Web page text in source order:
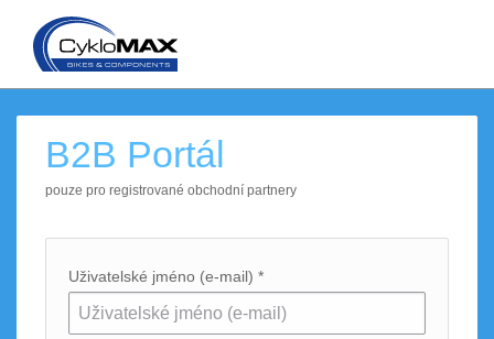
B2B Portál
pouze pro registrované obchodní partnery
Uživatelské jméno (e-mail) *